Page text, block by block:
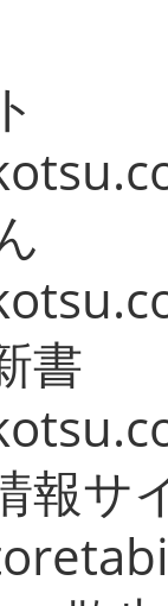
書
報サ